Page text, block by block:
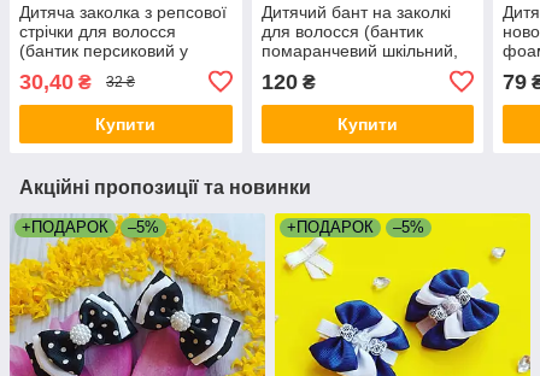
Дитяча заколка з репсової
стрічки для волосся
(бантик персиковий у
горошок на заколкі, бант
на голову, прикраси
канзаші)
30,40 ₴ 32 ₴
Купити
Дитячий бант на заколкі
для волосся (бантик
помаранчевий шкільний,
заколка ручної роботи в
школу на голову, канзаші)
120₴
Купити
79
Акційні пропозиції та новинки
+ПОДАРОК –5% +ПОДАРОК –5%